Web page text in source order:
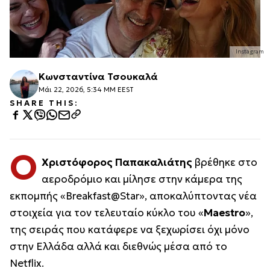
Instagram
Κωνσταντίνα Τσουκαλά
Μάι 22, 2026, 5:34 ΜΜ EEST
SHARE THIS:
Ο Χριστόφορος Παπακαλιάτης βρέθηκε στο
αεροδρόμιο και μίλησε στην κάμερα της
εκπομπής «Breakfast@Star», αποκαλύπτοντας νέα
στοιχεία για τον τελευταίο κύκλο του «Maestro»,
της σειράς που κατάφερε να ξεχωρίσει όχι μόνο
στην Ελλάδα αλλά και διεθνώς μέσα από το
Netflix.